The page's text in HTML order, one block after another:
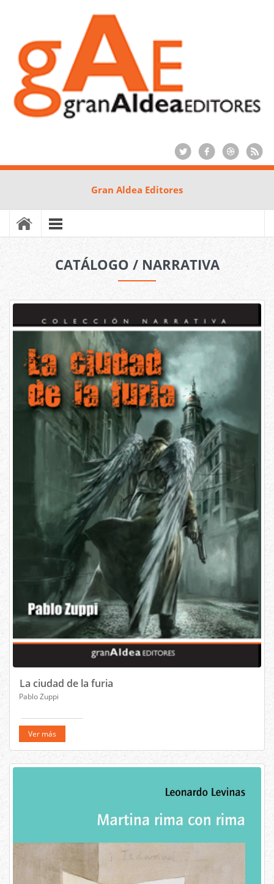
Gran Aldea Editores
CATÁLOGO / NARRATIVA
La ciudad de la furia
Pablo Zuppi
Ver más